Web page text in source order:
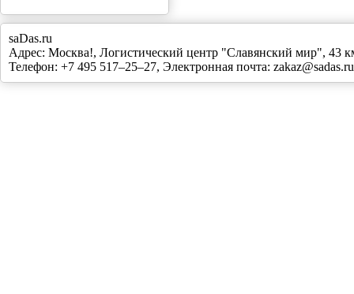
saDas.ru
Адрес: Москва!, Логистический центр "Славянский мир",
Телефон: +7 495 517–25–27, Электронная почта: zakaz@sadas.ru